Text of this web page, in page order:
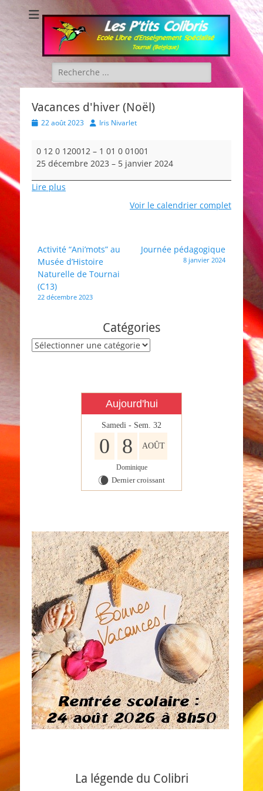
Les P'tits Colibris
Rechercher :
Vacances d'hiver (Noël)
Posted
22 août 2023 AuthorIris Nivarlet
Vacances
d'hiver
0 12 0 120012 – 1 01 0 01001
25 décembre 2023 – 5 janvier 2024
Lire plus
Voir le calendrier complet
Navigation
de
l’article
Activité “Ani’mots” au
Musée d’Histoire
Naturelle de Tournai
(C13)
22 décembre 2023
Journée pédagogique
8 janvier 2024
Catégories
Catégories
Aujourd'hui
Samedi - Sem. 32
0 8 AOÛT
Dominique
W Dernier croissant
La légende du Colibri